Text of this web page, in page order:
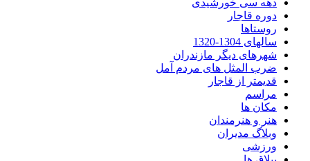
دهه سی خورشیدی
دوره قاجار
روستاها
سالهای 1304-1320
شهرهای دیگر مازندران
ضرب المثل های مردم آمل
قدیمتر از قاجار
مراسم
مکان ها
هنر و هنرمندان
وبلاگ مدیران
ورزشی